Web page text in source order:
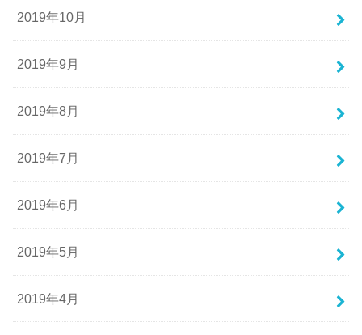
2019年10月
2019年9月
2019年8月
2019年7月
2019年6月
2019年5月
2019年4月